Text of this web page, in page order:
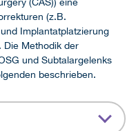
(CAS)) eine
(z.B.
Implantatplatzierung
Die Methodik der
und Subtalargelenks
beschrieben.